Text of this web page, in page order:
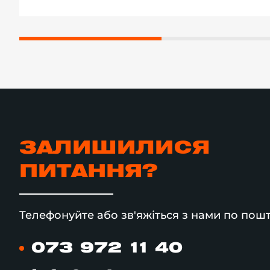
ЗАЛИШИЛИСЯ
ПИТАННЯ?
Телефонуйте або зв'яжіться з нами по
073 972 11 40